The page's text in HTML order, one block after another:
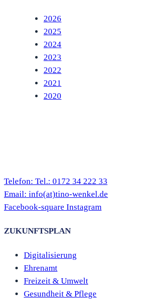
2026
2025
2024
2023
2022
2021
2020
Telefon: Tel.: 0172 34 222 33
Email: info(at)tino-wenkel.de
Facebook-square Instagram
ZUKUNFTSPLAN
Digitalisierung
Ehrenamt
Freizeit & Umwelt
Gesundheit & Pflege